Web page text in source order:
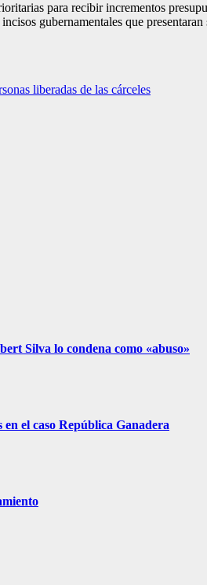
para recibir incrementos
gubernamentales que
liberadas de las cárceles
Silva lo condena como «abuso»
el caso República Ganadera